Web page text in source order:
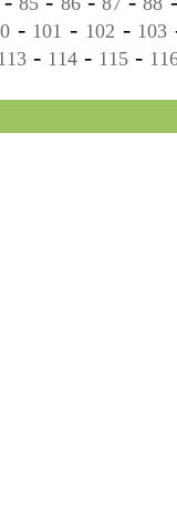
- 101 - 102 - 103
- 114 - 115 -